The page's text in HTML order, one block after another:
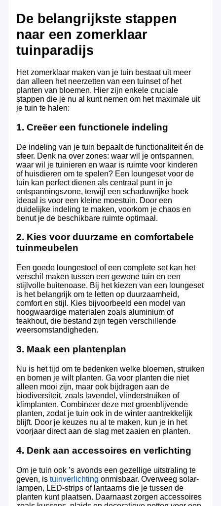
De belangrijkste stappen
naar een zomerklaar
tuinparadijs
Het zomerklaar maken van je tuin bestaat uit meer
dan alleen het neerzetten van een tuinset of het
planten van bloemen. Hier zijn enkele cruciale
stappen die je nu al kunt nemen om het maximale uit
je tuin te halen:
1. Creëer een functionele indeling
De indeling van je tuin bepaalt de functionaliteit én de
sfeer. Denk na over zones: waar wil je ontspannen,
waar wil je tuinieren en waar is ruimte voor kinderen
of huisdieren om te spelen? Een loungeset voor de
tuin kan perfect dienen als centraal punt in je
ontspanningszone, terwijl een schaduwrijke hoek
ideaal is voor een kleine moestuin. Door een
duidelijke indeling te maken, voorkom je chaos en
benut je de beschikbare ruimte optimaal.
2. Kies voor duurzame en comfortabele
tuinmeubelen
Een goede loungestoel of een complete set kan het
verschil maken tussen een gewone tuin en een
stijlvolle buitenoase. Bij het kiezen van een loungeset
is het belangrijk om te letten op duurzaamheid,
comfort en stijl. Kies bijvoorbeeld een model van
hoogwaardige materialen zoals aluminium of
teakhout, die bestand zijn tegen verschillende
weersomstandigheden.
3. Maak een plantenplan
Nu is het tijd om te bedenken welke bloemen, struiken
en bomen je wilt planten. Ga voor planten die niet
alleen mooi zijn, maar ook bijdragen aan de
biodiversiteit, zoals lavendel, vlinderstruiken of
klimplanten. Combineer deze met groenblijvende
planten, zodat je tuin ook in de winter aantrekkelijk
blijft. Door je keuzes nu al te maken, kun je in het
voorjaar direct aan de slag met zaaien en planten.
4. Denk aan accessoires en verlichting
Om je tuin ook ’s avonds een gezellige uitstraling te
geven, is tuinverlichting onmisbaar. Overweeg solar-
lampen, LED-strips of lantaarns die je tussen de
planten kunt plaatsen. Daarnaast zorgen accessoires